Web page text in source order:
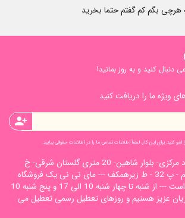
بگم کم گفتم حتما بخرید
دنبال کنید و به روز بمانید!
ویژه ما را دریافت کنید
person_add
کنید. برای این کار، لطفاً اطلاعات تماس ما را در اطلاعات حقوقی بیابید.
آدرس: تهران- جنت آباد مرکزی- بلوار شاهین- 20 متری گلستان شرقی- خ
معینی- نبش معینی یکم - پ 32 - ط زیرهمکف --- مای نی نی یک فروشگاه
اینترنتی و غیرحضوری است --- از شنبه تا چهار شنبه 10 الی 17 و پنج شنبه 10
عزیز هستیم و روزهای تعطیل رسمی تعطیل می